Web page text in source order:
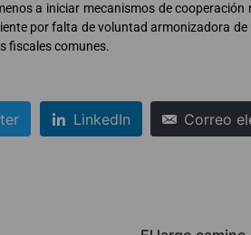
a iniciar mecanismos de cooperación
por falta de voluntad armonizadora
fiscales comunes.
LinkedIn Correo